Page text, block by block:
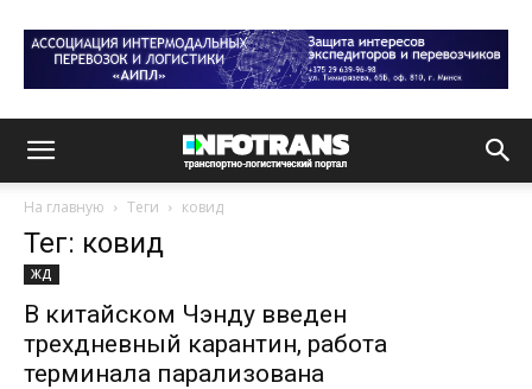
На главную Теги ковид
Тег: ковид
ЖД
В китайском Чэнду введен
трехдневный карантин, работа
терминала парализована